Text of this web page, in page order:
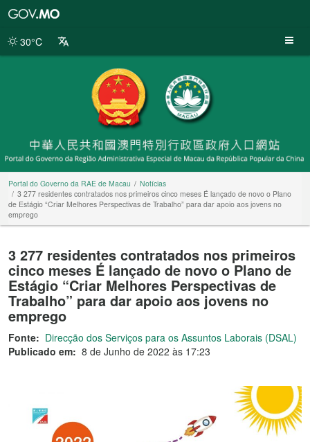
da
30°C
Portal do Governo da RAE de Macau
Notícias
3 277 residentes contratados nos primeiros cinco meses É lançado de novo o Plano
de Estágio “Criar Melhores Perspectivas de Trabalho” para dar apoio aos jovens no
emprego
3 277 residentes contratados nos primeiros
cinco meses É lançado de novo o Plano de
Estágio “Criar Melhores Perspectivas de
Trabalho” para dar apoio aos jovens no
emprego
Fonte: Direcção dos Serviços para os Assuntos Laborais (DSAL)
Publicado em: 8 de Junho de 2022 às 17:23